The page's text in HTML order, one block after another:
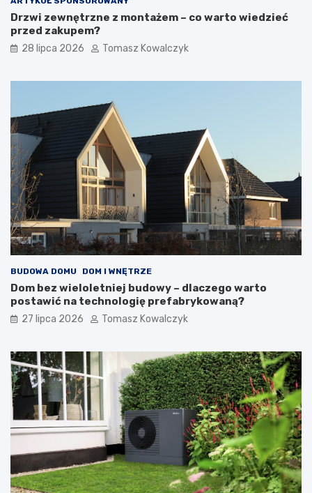
Drzwi zewnętrzne z montażem – co warto wiedzieć
przed zakupem?
28 lipca 2026 Tomasz Kowalczyk
BUDOWA DOMU DOM I WNĘTRZE
Dom bez wieloletniej budowy – dlaczego warto
postawić na technologię prefabrykowaną?
27 lipca 2026 Tomasz Kowalczyk